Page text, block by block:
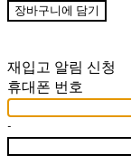
장바구니에 담기
재입고 알림 신청
휴대폰 번호
-